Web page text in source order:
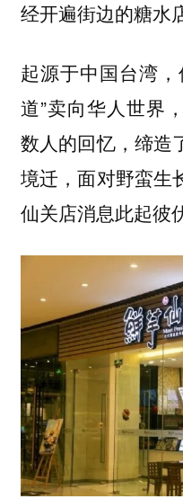
经开遍街边的糖水
起源于中国台湾
道”卖向华人世界
数人的回忆，缔造
境迁，面对野蛮生
仙关店消息此起彼